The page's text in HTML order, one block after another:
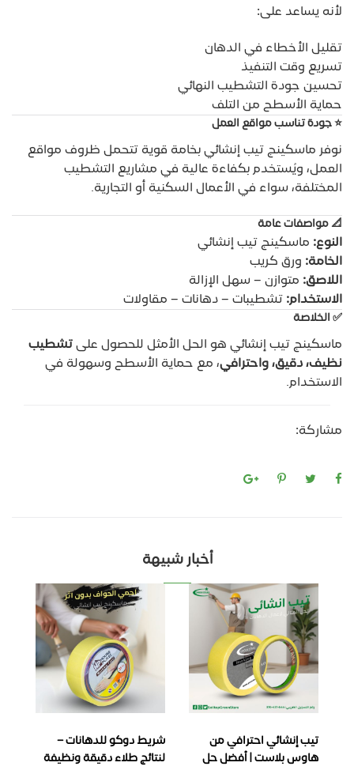
لأنه يساعد على:
تقليل الأخطاء في الدهان
تسريع وقت التنفيذ
تحسين جودة التشطيب النهائي
حماية الأسطح من التلف
⭐ جودة تناسب مواقع العمل
نوفر ماسكينج تيب إنشائي بخامة قوية تتحمل ظروف مواقع
العمل، ويُستخدم بكفاءة عالية في مشاريع التشطيب
المختلفة، سواء في الأعمال السكنية أو التجارية.
📐 مواصفات عامة
النوع: ماسكينج تيب إنشائي
الخامة: ورق كريب
اللاصق: متوازن – سهل الإزالة
الاستخدام: تشطيبات – دهانات – مقاولات
✅ الخلاصة
ماسكينج تيب إنشائي هو الحل الأمثل للحصول على تشطيب
نظيف، دقيق، واحترافي، مع حماية الأسطح وسهولة في
الاستخدام.
مشاركة:
أخبار شبيهة
تيب إنشائي احترافي من
هاوس بلاست | أفضل حل
شريط دوكو للدهانات –
لنتائج طلاء دقيقة ونظيفة